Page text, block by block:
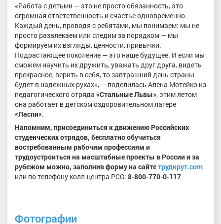
«Работа с детьми — это не просто обязанность, это
огромная ответственность и счастье одновременно.
Каждый день, проводя с ребятами, мы понимаем: мы не
просто развлекаем или следим за порядком — мы
формируем их взгляды, ценности, привычки.
Подрастающее поколение — это наше будущее. И если мы
сможем научить их дружить, уважать друг друга, видеть
прекрасное, верить в себя, то завтрашний день страны
будет в надежных руках», — поделилась Алена Мотейко из
педагогического отряда «Стальные Львы», этим летом
она работает в детском оздоровительном лагере
«Ласпи».
Напомним, присоединиться к движению Российских
студенческих отрядов, бесплатно обучиться
востребованным рабочим профессиям и
трудоустроиться на масштабные проекты в России и за
рубежом можно, заполнив форму на сайтетрудкрут.com
или по телефону колл-центра РСО: 8-800-770-0-117
Фотографии